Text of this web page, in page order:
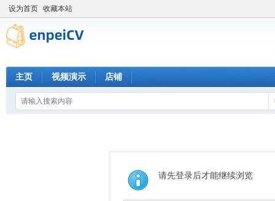
设为首页 收藏本站
主页 视频演示 店铺
请先登录后才能继续浏览